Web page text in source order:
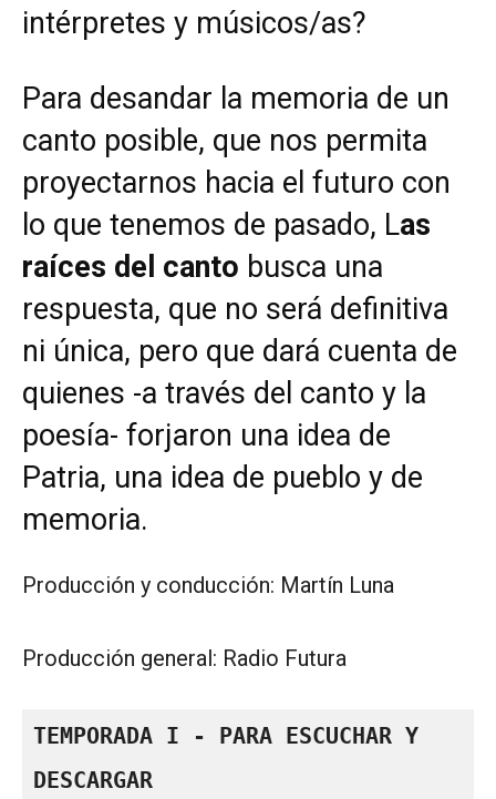
intérpretes y músicos/as?
Para desandar la memoria de un
canto posible, que nos permita
proyectarnos hacia el futuro con
lo que tenemos de pasado, Las
raíces del canto busca una
respuesta, que no será definitiva
ni única, pero que dará cuenta de
quienes -a través del canto y la
poesía- forjaron una idea de
Patria, una idea de pueblo y de
memoria.
Producción y conducción: Martín Luna
Producción general: Radio Futura
TEMPORADA I - PARA ESCUCHAR Y
DESCARGAR